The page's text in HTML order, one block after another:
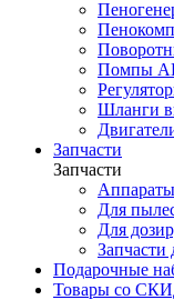
Помпы
Шланги
Запчасти
Запчасти
Для
Для
Запчасти
Подарочные
Товары со